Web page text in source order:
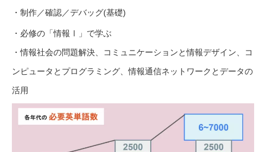
・制作／確認／デバッグ(基礎)
・必修の「情報Ⅰ」で学ぶ
・情報社会の問題解決、コミュニケーションと情報デザイン、コ
ンピュータとプログラミング、情報通信ネットワークとデータの
活用